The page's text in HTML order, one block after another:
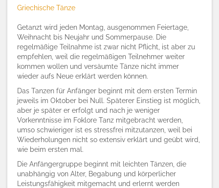
Griechische Tänze
Getanzt wird jeden Montag, ausgenommen Feiertage,
Weihnacht bis Neujahr und Sommerpause. Die
regelmäßige Teilnahme ist zwar nicht Pflicht, ist aber zu
empfehlen, weil die regelmäßigen Teilnehmer weiter
kommen wollen und versäumte Tänze nicht immer
wieder aufs Neue erklärt werden können.
Das Tanzen für Anfänger beginnt mit dem ersten Termin
jeweils im Oktober bei Null. Späterer Einstieg ist möglich,
aber je später er erfolgt und nach je weniger
Vorkenntnisse im Foklore Tanz mitgebracht werden,
umso schwieriger ist es stressfrei mitzutanzen, weil bei
Wiederholungen nicht so extensiv erklärt und geübt wird,
wie beim ersten mal.
Die Anfängergruppe beginnt mit leichten Tänzen, die
unabhängig von Alter, Begabung und körperlicher
Leistungsfähigkeit mitgemacht und erlernt werden